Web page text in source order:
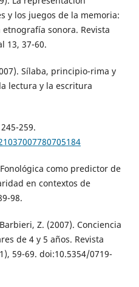
y los juegos de la memoria:
sonora. Revista
13, 37-60.
Sílaba, principio-rima y
lectura y la escritura
259.
como predictor de
en contextos de
98.
Z. (2007). Conciencia
de 4 y 5 años. Revista
59-69. doi:10.5354/0719-